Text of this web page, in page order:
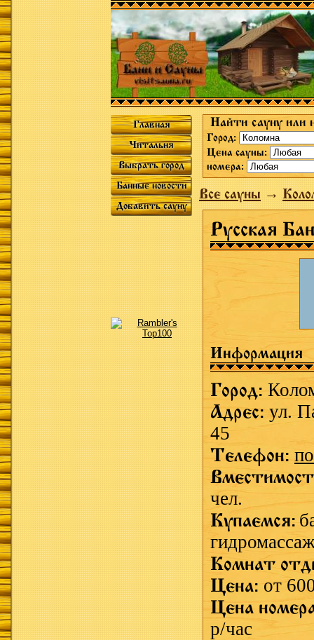
Главная
Читальня
Выбрать город
Банные новости
Добавить сауну
Найти сауну или
Город:
Цена сауны:
номера:
Все сауны→
Русская
Информация
Город:
Адрес: ул.
45
Телефон:
чел.
Купаемся:
Комнат
Цена: от
Цена
р/час